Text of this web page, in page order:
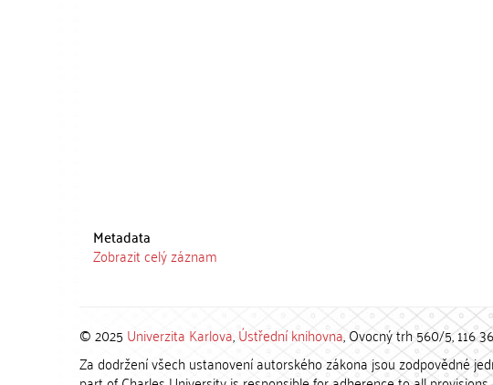
Metadata
Zobrazit celý záznam
© 2025 Univerzita Karlova,Ústřední knihovna, Ovocný trh 560/5, 116
Za dodržení všech ustanovení autorského zákona jsou zodpovědné